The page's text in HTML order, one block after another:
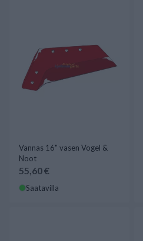
Vannas 16" vasen Vogel &
Noot
55,60 €
Saatavilla